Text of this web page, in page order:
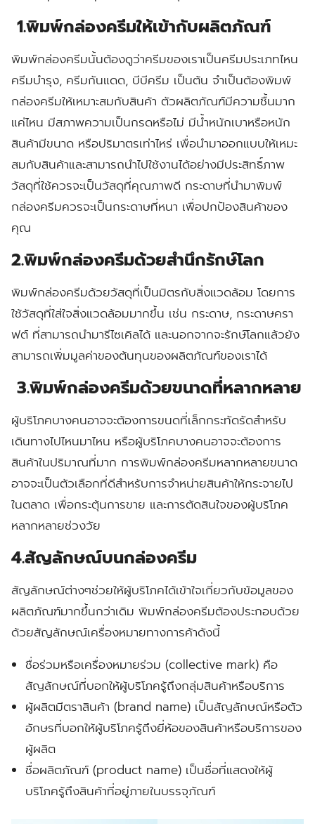
1.พิมพ์กล่องครีมให้เข้ากับผลิตภัณฑ์
พิมพ์กล่องครีมนั้นต้องดูว่าครีมของเราเป็นครีมประเภทไหน
ครีมบำรุง, ครีมกันแดด, บีบีครีม เป็นต้น จำเป็นต้องพิมพ์
กล่องครีมให้เหมาะสมกับสินค้า ตัวผลิตภัณฑ์มีความชื้นมาก
แค่ไหน มีสภาพความเป็นกรดหรือไม่ มีน้ำหนักเบาหรือหนัก
สินค้ามีขนาด หรือปริมาตรเท่าไหร่ เพื่อนำมาออกแบบให้เหมะ
สมกับสินค้าและสามารถนำไปใช้งานได้อย่างมีประสิทธิ์ภาพ
วัสดุที่ใช้ควรจะเป็นวัสดุที่คุณภาพดี กระดาษที่นำมาพิมพ์
กล่องครีมควรจะเป็นกระดาษที่หนา เพื่อปกป้องสินค้าของ
คุณ
2.พิมพ์กล่องครีมด้วยสำนึกรักษ์โลก
พิมพ์กล่องครีมด้วยวัสดุที่เป็นมิตรกับสิ่งแวดล้อม โดยการ
ใช้วัสดุที่ใส่ใจสิ่งแวดล้อมมากขึ้น เช่น กระดาษ, กระดาษครา
ฟต์ ที่สามารถนำมารีไซเคิลได้ และนอกจากจะรักษ์โลกแล้วยัง
สามารถเพิ่มมูลค่าของต้นทุนของผลิตภัณฑ์ของเราได้
3.พิมพ์กล่องครีมด้วยขนาดที่หลากหลาย
ผู้บริโภคบางคนอาจจะต้องการขนดที่เล็กกระทัดรัดสำหรับ
เดินทางไปไหนมาไหน หรือผู้บริโภคบางคนอาจจะต้องการ
สินค้าในปริมาณที่มาก การพิมพ์กล่องครีมหลากหลายขนาด
อาจจะเป็นตัวเลือกที่ดีสำหรับการจำหน่ายสินค้าให้กระจายไป
ในตลาด เพื่อกระตุ้นการขาย และการตัดสินใจของผู้บริโภค
หลากหลายช่วงวัย
4.สัญลักษณ์บนกล่องครีม
สัญลักษณ์ต่างๆช่วยให้ผู้บริโภคได้เข้าใจเกี่ยวกับข้อมูลของ
ผลิตภัณฑ์มากขึ้นกว่าเดิม พิมพ์กล่องครีมต้องประกอบด้วย
ด้วยสัญลักษณ์เครื่องหมายทางการค้าดังนี้
ชื่อร่วมหรือเครื่องหมายร่วม (collective mark) คือ
สัญลักษณ์ที่บอกให้ผู้บริโภครู้ถึงกลุ่มสินค้าหรือบริการ
ผู้ผลิตมีตราสินค้า (brand name) เป็นสัญลักษณ์หรือตัว
อักษรที่บอกให้ผู้บริโภครู้ถึงยี่ห้อของสินค้าหรือบริการของ
ผู้ผลิต
ชื่อผลิตภัณฑ์ (product name) เป็นชื่อที่แสดงให้ผู้
บริโภครู้ถึงสินค้าที่อยู่ภายในบรรจุภัณฑ์